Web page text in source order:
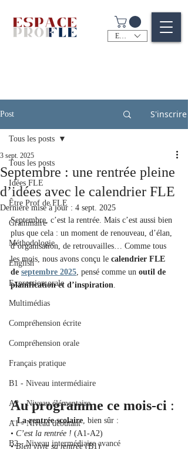
EUR (€)
Post S'inscrire
Tous les posts
Idées FLE
Être Prof de FLE
Grammaire
Méthodologie
English
Expression orale
Multimédias
Compréhension écrite
Compréhension orale
Français pratique
B1 - Niveau intermédiaire
A2 - Niveau élémentaire
A1 - Niveau débutant
B2 - Niveau intermédiaire avancé
Tous les posts
Septembre : une rentrée pleine
d’idées avec le calendrier FLE
3 sept. 2025
Dernière mise à jour : 4 sept. 2025
Septembre, c’est la rentrée. Mais c’est aussi bien
plus que cela : un moment de renouveau, d’élan,
d’organisation, de retrouvailles… Comme tous
les mois, nous avons conçu le calendrier FLE
de septembre 2025, pensé comme un outil de
planification et d’inspiration.
Au programme ce mois-ci :
– La rentrée scolaire , bien sûr :
• C’est la rentrée ! (A1-A2)
• Bien vivre sa rentrée (B1)